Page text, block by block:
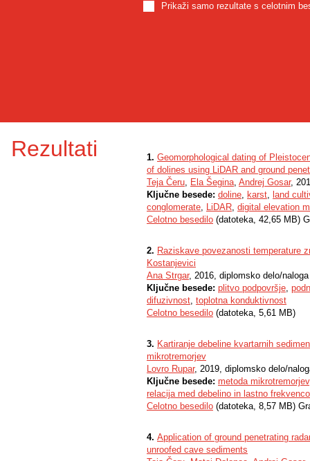
Prikaži samo rezultate s celotnim
Rezultati 1. Geomorphological dating of
of dolines using LiDAR and ground
Teja Čeru, Ela Šegina, Andrej Gosar,
Ključne besede: doline, karst, land
conglomerate, LiDAR, digital elevation
Celotno besedilo (datoteka, 42,65 MB)
2. Raziskave povezanosti temperature
Kostanjevici
Ana Strgar, 2016, diplomsko delo/naloga
Ključne besede: plitvo podpovršje,
difuzivnost, toplotna konduktivnost
Celotno besedilo (datoteka, 5,61 MB)
3. Kartiranje debeline kvartarnih
mikrotremorjev
Lovro Rupar, 2019, diplomsko delo/
Ključne besede: metoda mikrotremorjev
relacija med debelino in lastno
Celotno besedilo (datoteka, 8,57 MB)
4. Application of ground penetrating
unroofed cave sediments